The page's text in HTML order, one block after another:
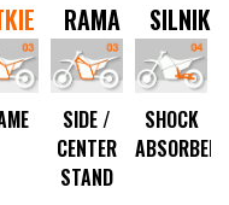
RAMA SILNIK
SIDE /
CENTER
STAND
SHOCK
ABSORBER